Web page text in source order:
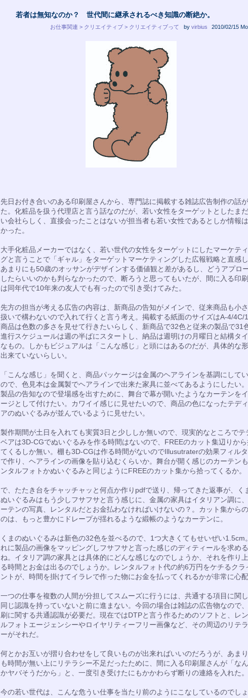
若者は無知なのか？ 世代間に継承されるべき知識の断絶か。
お仕事関連 > クリエイティブ > クリエイティブって by virbius 2010/02/15
先日お付き合いのある印刷屋さんから、専門誌に掲載する雑誌広告制作の話
た。化粧品を扱う代理店と言う話なのだが、若い女性をターゲットとしたま
い会社らしく、直接会ったことはないが担当者も若い女性であるとしか情報
かった。
大手化粧品メーカーではなく、若い世代の女性をターゲットにしたマーケテ
グと言うことで「ギャル」をターゲットマーケティングした広報戦略と直感し
あまりにも50歳のオッサンがデザインする価値観と差があるし、どうアプロ
したらいいのかも判らなかったので、断ろうと思ってもいたが、間に入る印
は同年代で10年来の友人でも有ったので引き受けてみた。
先方の担当が考える広告の内容は、新商品の告知がメインで、従来商品も小
扱いで構わないので入れて行くと言う考え。掲載する紙面のサイズはA-4/4C/
商品は色数の多さを見せて行きたいらしく、新商品で32色と従来の製品で31色
進行スケジュールは週の半ばにスタートし、納品は週明けの月曜日と結構タ
なもの。しかもビジュアルは「こんな感じ」と頭にはあるのだが、具体的な
出来ていないらしい。
「こんな感じ」を聞くと、商品パッケージは金属のヘアラインを基調にして
ので、色見本は金属製でヘアラインで出来た家具に並べてあるようにしたい
製品の告知なので登場感を出すために、舞台で幕が開いたようなカーテンを
ージとして付けたい。カワイイ感じに見せたいので、商品の色になったテデ
アのぬいぐるみが並んでいるように見せたい。
製作期間が土日を入れても実質3日と少ししか無いので、現実的なところでテ
ベアは3D-CGでぬいぐるみを作る時間はないので、FREEのカット集辺りから
てくるしか無い。棚も3D-CGは作る時間がないのでIllusutraterの効果フィル
で作り、ヘアラインの画像を貼り込むくらいか。舞台が開く感じのカーテン
ンタルフォトかぬいぐるみと同じようにFREEのカット集から拾ってくるか。
で、たたき台をチャッチャッと何点か作りpdfで送り、帰ってきた返事が、く
ぬいぐるみはもう少しフサフサと言う感じに、金属の家具はイタリアン調に
ーテンの写真、レンタルだとお金払わなければいけないの？。カット集から
のは、もっと豊かにドレープが揺れるような緞帳のようなカーテンに。
くまのぬいぐるみは新色の32色を並べるので、1つ大きくてもせいぜい1.5cm
れに製品の画像をマッピングしフサフサと言った感じのディティールを求め
ね。イタリア調の家具とは具体的にどんな感じなのでしょうか、それを作り
る時間とお金は出るのでしょうか。レンタルフォト代の約6万円をケチるクラ
ントが、時間を掛けてイラレで作った物にお金を払ってくれるかが非常に心配
一つの仕事を複数の人間が分担してスムーズに行うには、共通する項目に関
同じ認識を持っていないと前に進まない。今回の場合は雑誌の広告物なので
刷に関する共通認識が必要だ。現在ではDTPと言う作るためのソフトと、レ
ルフォトエージェンシーやロイヤリティーフリー画像など、その周辺のリテ
ーがそれだ。
何とかお互いが摺り合わせをして良いものが出来ればいいのだろうが、あま
も時間が無い上にリテラシー不足だったために、間に入る印刷屋さんが「な
かヤバそうだから」と、一度引き受けたにもかかわらず断りの連絡を入れた。
今の若い世代は、こんな危うい仕事を当たり前のようにこなしているのでし